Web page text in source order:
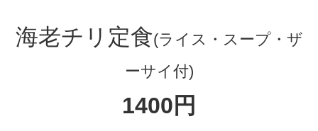
海老チリ定食(ライス・スープ・ザ
ーサイ付)
1400円